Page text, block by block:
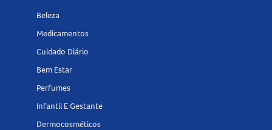
Explore outras opções de
Farmácias e encontre tudo o que precisa para criar
maquiagens iluminadas, sofisticadas e com efeito glow
natural.
Beleza
Medicamentos
Cuidado Diário
Bem Estar
Perfumes
Infantil E Gestante
Dermocosméticos